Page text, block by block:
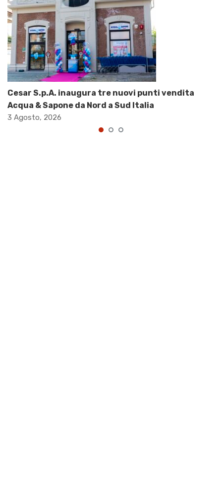
Cesar S.p.A. inaugura tre nuovi punti vendita
Acqua & Sapone da Nord a Sud Italia
3 Agosto, 2026